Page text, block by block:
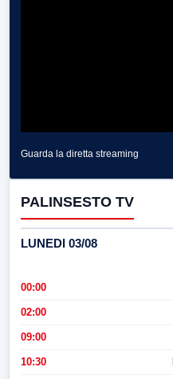
Guarda la diretta streaming
PALINSESTO TV
LUNEDI 03/08
00:00
02:00
09:00
10:30